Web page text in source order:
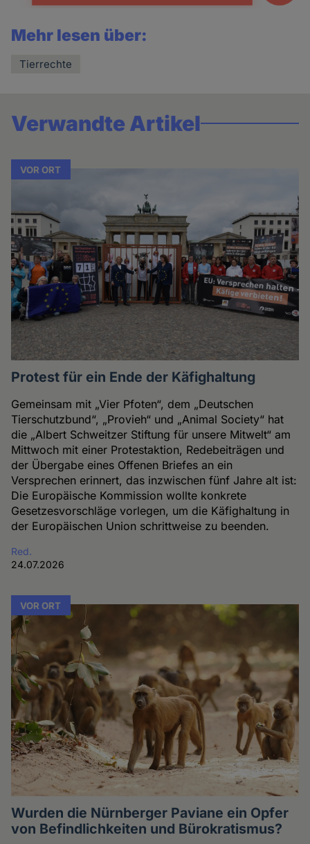
Mehr lesen über:
Tierrechte
Verwandte Artikel
VOR ORT
Protest für ein Ende der Käfighaltung
Gemeinsam mit „Vier Pfoten“, dem „Deutschen
Tierschutzbund“, „Provieh“ und „Animal Society“ hat
die „Albert Schweitzer Stiftung für unsere Mitwelt“ am
Mittwoch mit einer Protestaktion, Redebeiträgen und
der Übergabe eines Offenen Briefes an ein
Versprechen erinnert, das inzwischen fünf Jahre alt ist:
Die Europäische Kommission wollte konkrete
Gesetzesvorschläge vorlegen, um die Käfighaltung in
der Europäischen Union schrittweise zu beenden.
Red.
24.07.2026
VOR ORT
Wurden die Nürnberger Paviane ein Opfer
von Befindlichkeiten und Bürokratismus?